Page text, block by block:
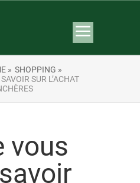
» SHOPPING »
SUR L’ACHAT
vous